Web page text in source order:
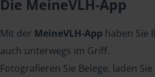
Die MeineVLH-App
Mit der MeineVLH-App haben Sie
auch unterwegs im Griff.
Fotografieren Sie Belege, laden